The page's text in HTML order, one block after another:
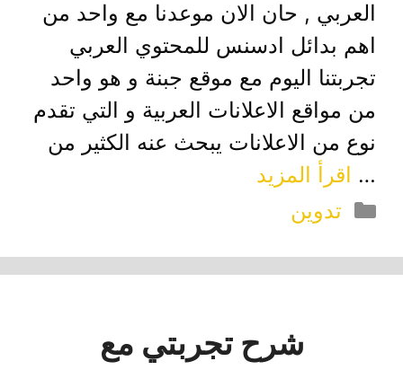
العربي , حان الان موعدنا مع واحد من
اهم بدائل ادسنس للمحتوي العربي
تجربتنا اليوم مع موقع جبنة و هو واحد
من مواقع الاعلانات العربية و التي تقدم
نوع من الاعلانات يبحث عنه الكثير من
… اقرأ المزيد
التصنيفات
تدوين
شرح تجربتي مع